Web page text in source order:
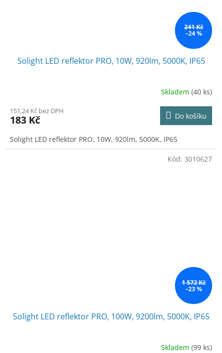
241 Kč
–24 %
Solight LED reflektor PRO, 10W, 920lm, 5000K, IP65
Skladem (40 ks)
151,24 Kč bez DPH
183 Kč Do košíku
Solight LED reflektor PRO, 10W, 920lm, 5000K, IP65
1 572 Kč
–23 %
Solight LED reflektor PRO, 100W, 9200lm, 5000K, IP65
Skladem (99 ks)
Kód: 3010627